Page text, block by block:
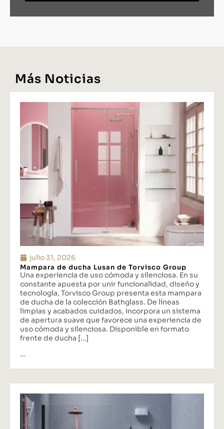
Más Noticias
julio 31, 2026
Mampara de ducha Lusan de Torvisco Group
Una experiencia de uso cómoda y silenciosa. En su
constante apuesta por unir funcionalidad, diseño y
tecnología, Torvisco Group presenta esta mampara
de ducha de la colección Bathglass. De líneas
limpias y acabados cuidados, incorpora un sistema
de apertura suave que favorece una experiencia de
uso cómoda y silenciosa. Disponible en formato
frente de ducha […]
...